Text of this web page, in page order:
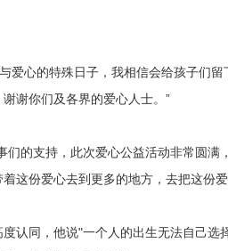
爱心的特殊日子，我相信会给孩子们
谢你们及各界的爱心人士。”
的支持，此次爱心公益活动非常圆
这份爱心去到更多的地方，去把这份
认同，他说"一个人的出生无法自己